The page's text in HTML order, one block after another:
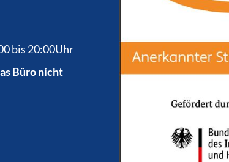
bis 20:00Uhr
Büro nicht